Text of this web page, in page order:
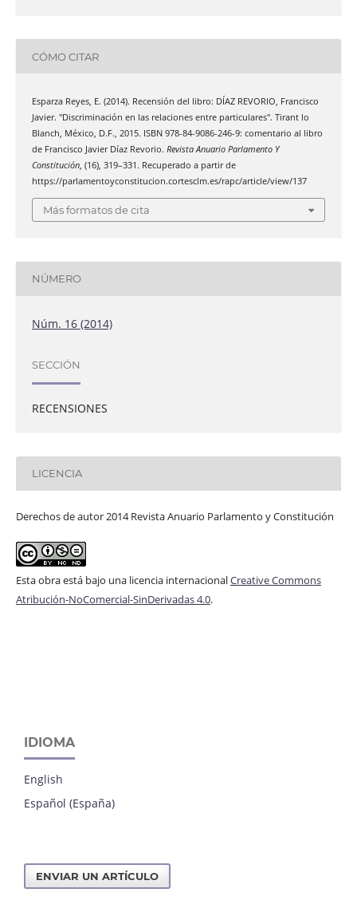
CÓMO CITAR
Esparza Reyes, E. (2014). Recensión del libro: DÍAZ REVORIO, Francisco
Javier. "Discriminación en las relaciones entre particulares". Tirant lo
Blanch, México, D.F., 2015. ISBN 978-84-9086-246-9: comentario al libro
de Francisco Javier Díaz Revorio. Revista Anuario Parlamento Y
Constitución, (16), 319–331. Recuperado a partir de
https://parlamentoyconstitucion.cortesclm.es/rapc/article/view/137
Más formatos de cita
NÚMERO
Núm. 16 (2014)
SECCIÓN
RECENSIONES
LICENCIA
Derechos de autor 2014 Revista Anuario Parlamento y Constitución
Esta obra está bajo una licencia internacionalCreative Commons
Atribución-NoComercial-SinDerivadas 4.0.
IDIOMA
English
Español (España)
ENVIAR UN ARTÍCULO